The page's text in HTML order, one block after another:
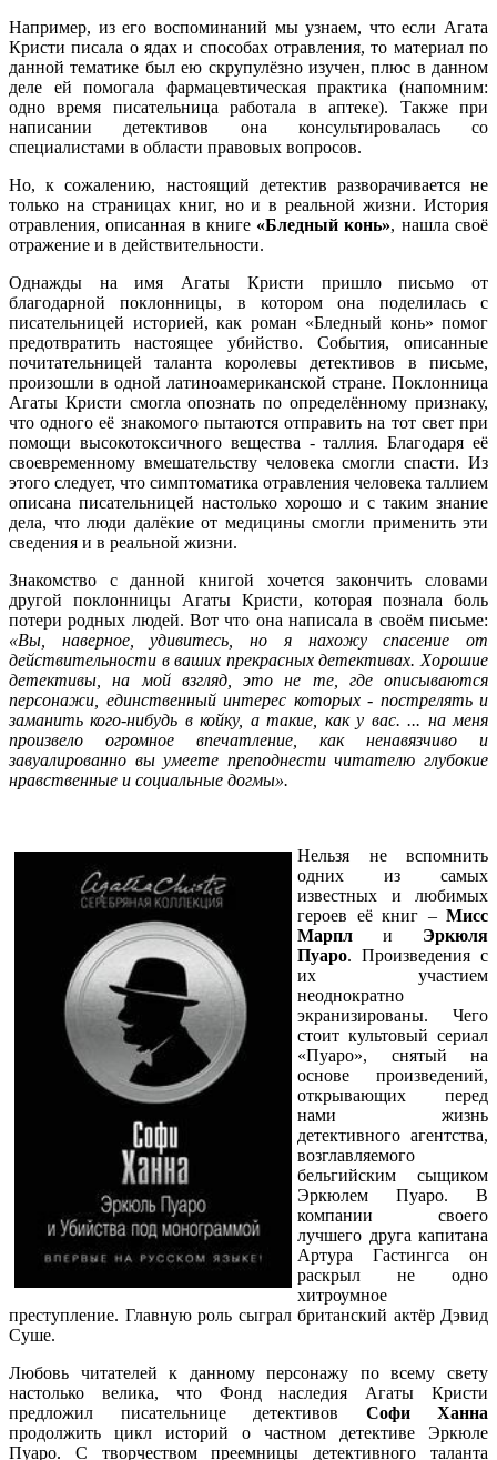
Например, из его воспоминаний мы узнаем, что если Агата
Кристи писала о ядах и способах отравления, то материал по
данной тематике был ею скрупулёзно изучен, плюс в данном
деле ей помогала фармацевтическая практика (напомним:
одно время писательница работала в аптеке). Также при
написании детективов она консультировалась со
специалистами в области правовых вопросов.
Но, к сожалению, настоящий детектив разворачивается не
только на страницах книг, но и в реальной жизни. История
отравления, описанная в книге «Бледный конь», нашла своё
отражение и в действительности.
Однажды на имя Агаты Кристи пришло письмо от
благодарной поклонницы, в котором она поделилась с
писательницей историей, как роман «Бледный конь» помог
предотвратить настоящее убийство. События, описанные
почитательницей таланта королевы детективов в письме,
произошли в одной латиноамериканской стране. Поклонница
Агаты Кристи смогла опознать по определённому признаку,
что одного её знакомого пытаются отправить на тот свет при
помощи высокотоксичного вещества - таллия. Благодаря её
своевременному вмешательству человека смогли спасти. Из
этого следует, что симптоматика отравления человека таллием
описана писательницей настолько хорошо и с таким знание
дела, что люди далёкие от медицины смогли применить эти
сведения и в реальной жизни.
Знакомство с данной книгой хочется закончить словами
другой поклонницы Агаты Кристи, которая познала боль
потери родных людей. Вот что она написала в своём письме:
«Вы, наверное, удивитесь, но я нахожу спасение от
действительности в ваших прекрасных детективах. Хорошие
детективы, на мой взгляд, это не те, где описываются
персонажи, единственный интерес которых - пострелять и
заманить кого-нибудь в койку, а такие, как у вас. ... на меня
произвело огромное впечатление, как ненавязчиво и
завуалированно вы умеете преподнести читателю глубокие
нравственные и социальные догмы».
Нельзя не вспомнить
одних из самых
известных и любимых
героев её книг – Мисс
Марпл и Эркюля
Пуаро. Произведения с
их участием
неоднократно
экранизированы. Чего
стоит культовый сериал
«Пуаро», снятый на
основе произведений,
открывающих перед
нами жизнь
детективного агентства,
возглавляемого
бельгийским сыщиком
Эркюлем Пуаро. В
компании своего
лучшего друга капитана
Артура Гастингса он
раскрыл не одно
хитроумное
преступление. Главную роль сыграл британский актёр Дэвид
Суше.
Любовь читателей к данному персонажу по всему свету
настолько велика, что Фонд наследия Агаты Кристи
предложил писательнице детективов Софи Ханна
продолжить цикл историй о частном детективе Эркюле
Пуаро. С творчеством преемницы детективного таланта